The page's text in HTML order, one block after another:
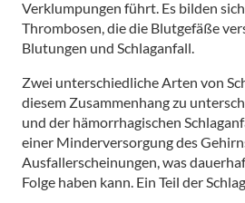
Verklumpungen führt. Es bilden
Thrombosen, die die Blutgefäße
Blutungen und Schlaganfall.
Zwei unterschiedliche Arten von
diesem Zusammenhang zu
und der hämorrhagischen
einer Minderversorgung des
Ausfallerscheinungen, was
Folge haben kann. Ein Teil der